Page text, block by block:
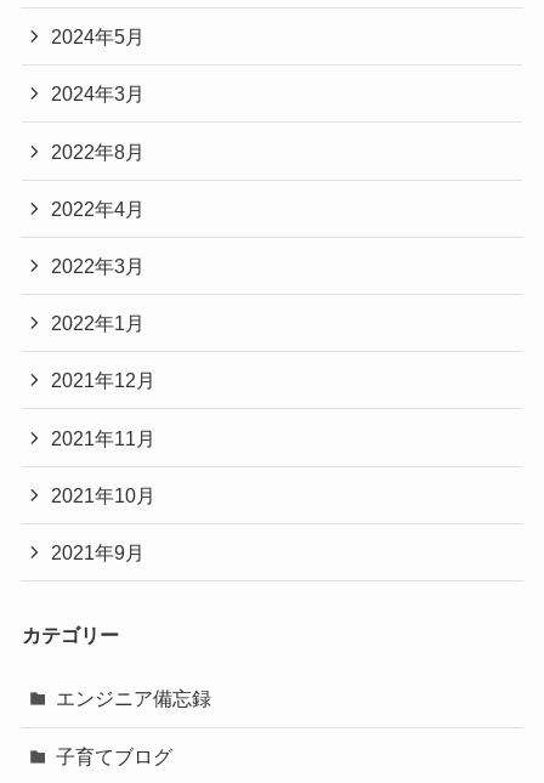
2024年5月
2024年3月
2022年8月
2022年4月
2022年3月
2022年1月
2021年12月
2021年11月
2021年10月
2021年9月
カテゴリー
エンジニア備忘録
子育てブログ